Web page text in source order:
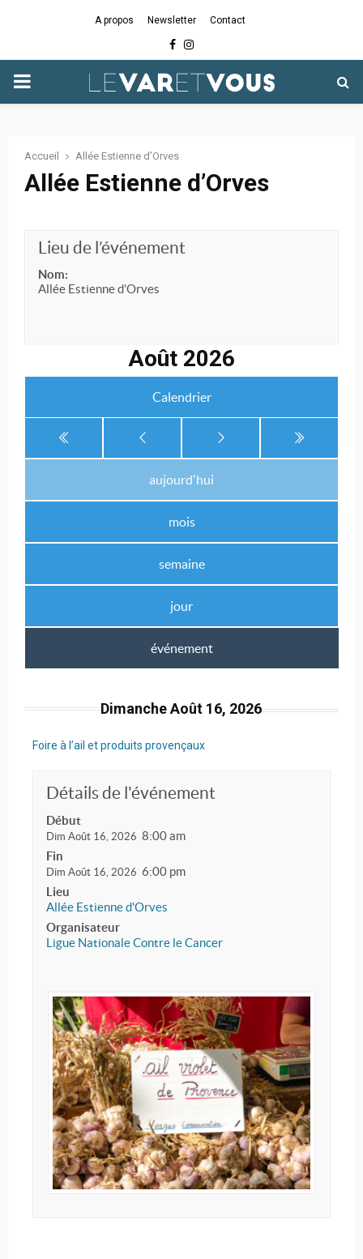
A propos Newsletter Contact
Facebook
Instagram
PRIMARY
Accueil Allée Estienne d’Orves
Allée Estienne d’Orves
Lieu de l’événement
Nom:
Allée Estienne d’Orves
Août 2026
Calendrier
aujourd'hui
mois
semaine
jour
événement
Dimanche Août 16, 2026
Foire à l’ail et produits provençaux
Détails de l'événement
Début
Dim Août 16, 2026 8:00 am
Fin
Dim Août 16, 2026 6:00 pm
Lieu
Allée Estienne d'Orves
Organisateur
Ligue Nationale Contre le Cancer